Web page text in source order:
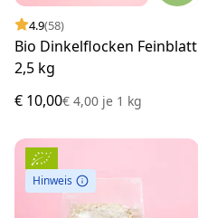
4.9(58)
Bio Dinkelflocken Feinblatt
2,5 kg
€ 10,00€ 4,00 je 1 kg
Hinweis